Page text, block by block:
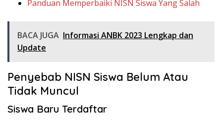
Panduan Memperbaiki NISN Siswa Yang Salah
BACA JUGA Informasi ANBK 2023 Lengkap dan
Update
Penyebab NISN Siswa Belum Atau
Tidak Muncul
Siswa Baru Terdaftar